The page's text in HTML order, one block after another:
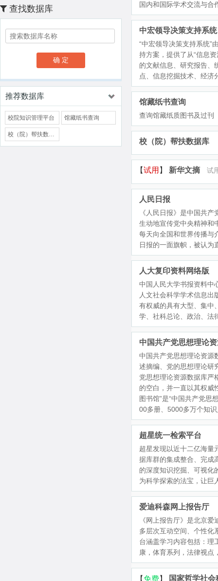
查找数据库
确 定
推荐数据库
校院知识管理平台 馆藏纸书查询
校（院）帮扶数据库
国内和国际学术交流与合
中宏领导决策支持系统
“中宏领导决策支持系统”
持方案，提供了从“信息
的文献信息、研究报告、
点、信息挖掘技术、经济
馆藏纸书查询
查询馆藏纸质图书及过刊
校（院）帮扶数据库
新华文摘 试
人民日报
《人民日报》是中国共
生动地宣传党中央精神和
每天向全国和世界传播与
日报的一面旗帜，被认为
人大复印资料网络版
中国人民大学书报资料中
人文社会科学学术信息出
有权威的具有大型、集中
学、社科总论、政治、法
中国共产党思想理论
中国共产党思想理论资源
述摘编、党的思想理论研
党思想理论资源数据库严
的空白，并一直以其权威
图书馆”是“中国共产党思
00多册、5000多万个知
超星统一检索平台
超星发现以近十二亿海量
据库群的集成整合、完成
的深度知识挖掘、可视化
为科学探索的法宝，让巨
爱迪科森网上报告厅
《网上报告厅》是北京
多层次互动空间、个性化
台涵盖学习内容包括：理
康，体育系列，法律视点
国家哲学社